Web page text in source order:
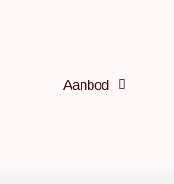
Aanbod